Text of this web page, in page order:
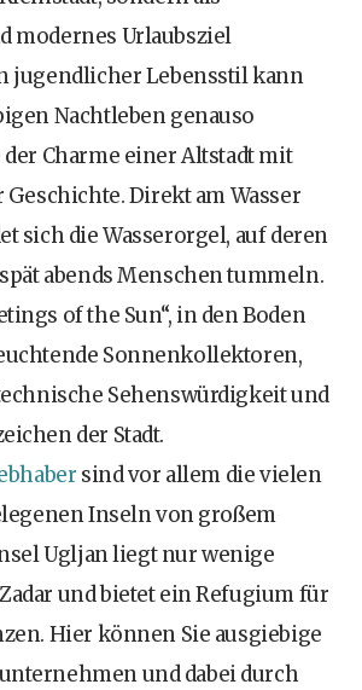
modernes Urlaubsziel
jugendlicher Lebensstil kann
Nachtleben genauso
Charme einer Altstadt mit
Geschichte. Direkt am Wasser
sich die Wasserorgel, auf deren
abends Menschen tummeln.
of the Sun“, in den Boden
Sonnenkollektoren,
Sehenswürdigkeit und
der Stadt.
sind vor allem die vielen
Inseln von großem
Ugljan liegt nur wenige
und bietet ein Refugium für
Hier können Sie ausgiebige
und dabei durch